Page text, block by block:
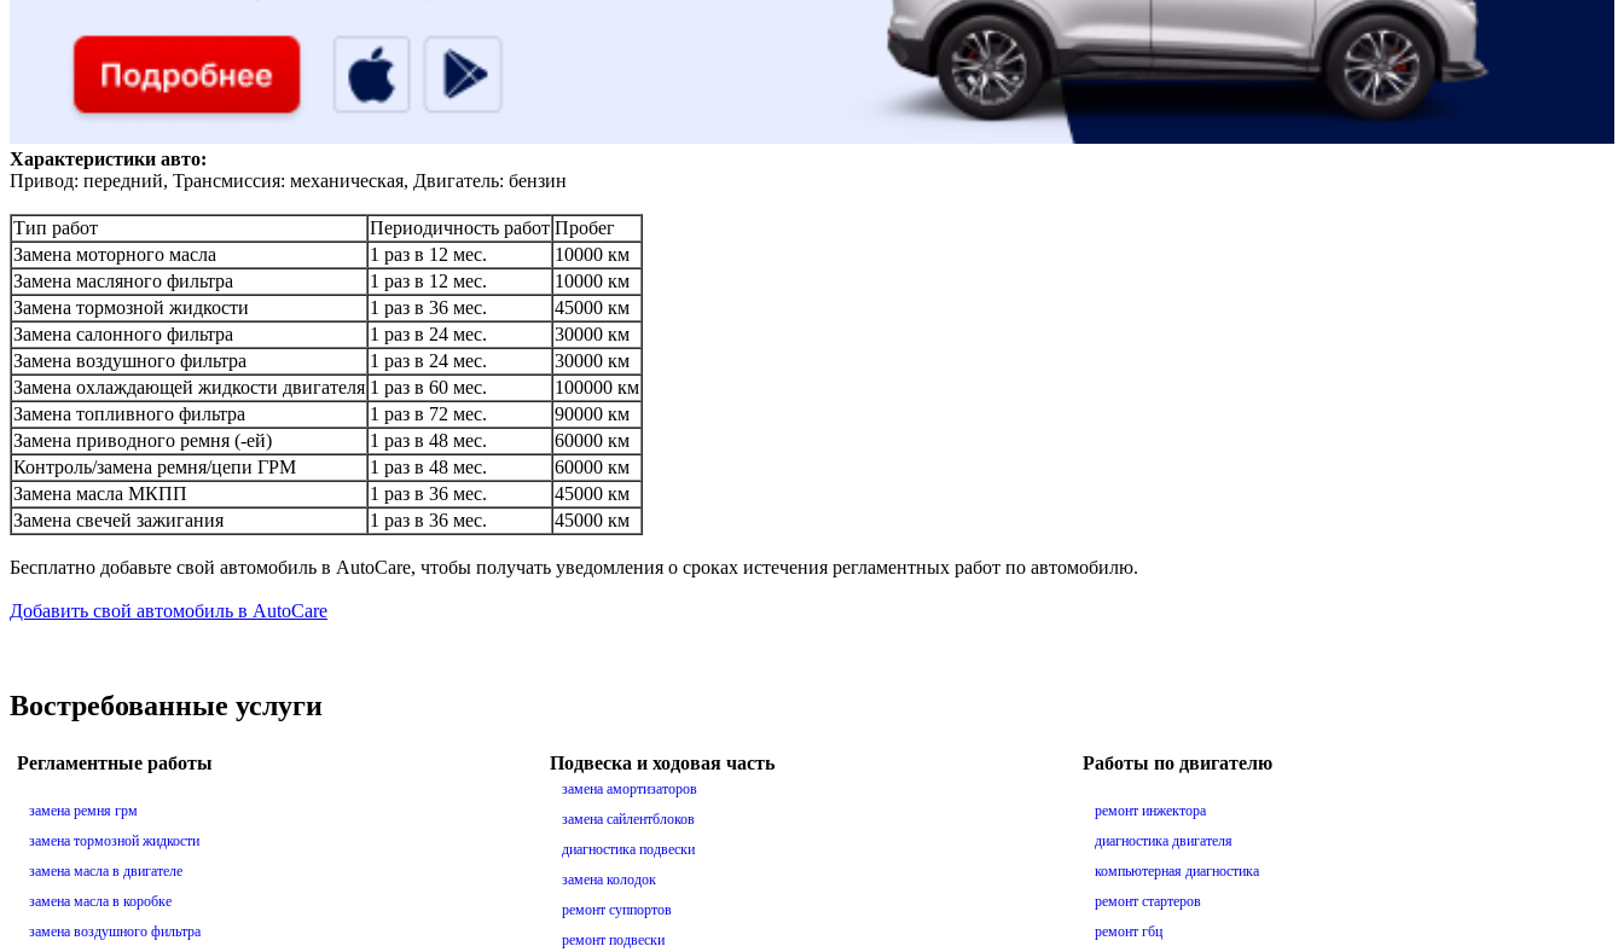
Характеристики авто:
Привод: передний, Трансмиссия: механическая, Двигатель: бензин
Тип работ Периодичность работ Пробег
Замена моторного масла
1 раз в 12 мес.
10000 км
Замена масляного фильтра
1 раз в 12 мес.
10000 км
Замена тормозной жидкости
1 раз в 36 мес.
45000 км
Замена салонного фильтра
1 раз в 24 мес.
30000 км
Замена воздушного фильтра
1 раз в 24 мес.
30000 км
Замена охлаждающей жидкости двигателя 1 раз в 60 мес.
100000 км
Замена топливного фильтра
1 раз в 72 мес.
90000 км
Замена приводного ремня (-ей)
1 раз в 48 мес.
60000 км
Контроль/замена ремня/цепи ГРМ
1 раз в 48 мес.
60000 км
Замена масла МКПП
1 раз в 36 мес.
45000 км
Замена свечей зажигания
1 раз в 36 мес. 45000 км
Бесплатно добавьте свой автомобиль в AutoCare, чтобы получать уведомления о сроках истечения регламентных работ по автомобилю.
Добавить свой автомобиль в AutoCare
Востребованные услуги
Регламентные работы
замена ремня грм
замена тормозной жидкости
замена масла в двигателе
замена масла в коробке
замена воздушного фильтра
Подвеска и ходовая часть
замена амортизаторов
замена сайлентблоков
диагностика подвески
замена колодок
ремонт суппортов
ремонт подвески
Работы по двигателю
ремонт инжектора
диагностика двигателя
компьютерная диагностика
ремонт стартеров
ремонт гбц